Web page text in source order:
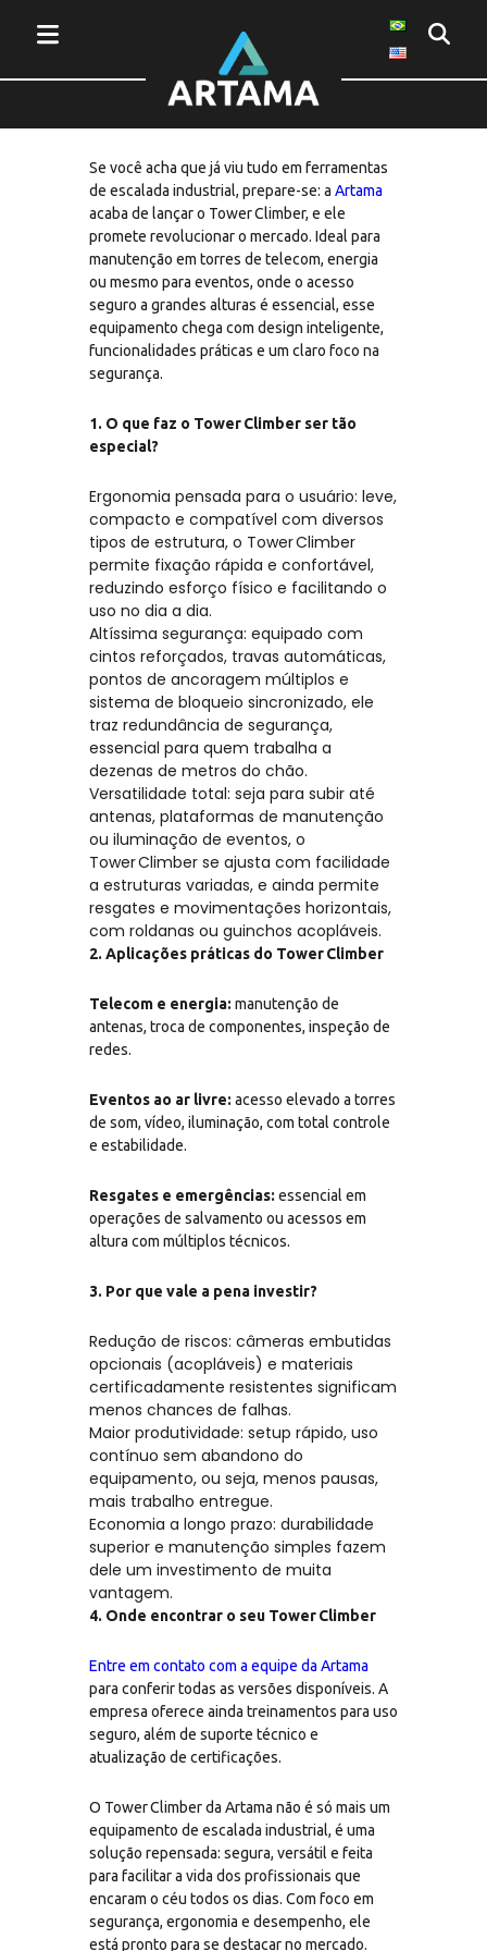
Subindo ao topo: conheça o Tower
Se você acha que já viu tudo em ferramentas
de escalada industrial, prepare-se: a Artama
acaba de lançar o Tower Climber, e ele
promete revolucionar o mercado. Ideal para
manutenção em torres de telecom, energia
ou mesmo para eventos, onde o acesso
seguro a grandes alturas é essencial, esse
equipamento chega com design inteligente,
funcionalidades práticas e um claro foco na
segurança.
1. O que faz o Tower Climber ser tão
especial?
Ergonomia pensada para o usuário: leve,
compacto e compatível com diversos
tipos de estrutura, o Tower Climber
permite fixação rápida e confortável,
reduzindo esforço físico e facilitando o
uso no dia a dia.
Altíssima segurança: equipado com
cintos reforçados, travas automáticas,
pontos de ancoragem múltiplos e
sistema de bloqueio sincronizado, ele
traz redundância de segurança,
essencial para quem trabalha a
dezenas de metros do chão.
Versatilidade total: seja para subir até
antenas, plataformas de manutenção
ou iluminação de eventos, o
Tower Climber se ajusta com facilidade
a estruturas variadas, e ainda permite
resgates e movimentações horizontais,
com roldanas ou guinchos acopláveis.
2. Aplicações práticas do Tower Climber
Telecom e energia: manutenção de
antenas, troca de componentes, inspeção de
redes.
Eventos ao ar livre: acesso elevado a torres
de som, vídeo, iluminação, com total controle
e estabilidade.
Resgates e emergências: essencial em
operações de salvamento ou acessos em
altura com múltiplos técnicos.
3. Por que vale a pena investir?
Redução de riscos: câmeras embutidas
opcionais (acopláveis) e materiais
certificadamente resistentes significam
menos chances de falhas.
Maior produtividade: setup rápido, uso
contínuo sem abandono do
equipamento, ou seja, menos pausas,
mais trabalho entregue.
Economia a longo prazo: durabilidade
superior e manutenção simples fazem
dele um investimento de muita
vantagem.
4. Onde encontrar o seu Tower Climber
Entre em contato com a equipe da Artama
para conferir todas as versões disponíveis. A
empresa oferece ainda treinamentos para uso
seguro, além de suporte técnico e
atualização de certificações.
O Tower Climber da Artama não é só mais um
equipamento de escalada industrial, é uma
solução repensada: segura, versátil e feita
para facilitar a vida dos profissionais que
encaram o céu todos os dias. Com foco em
segurança, ergonomia e desempenho, ele
está pronto para se destacar no mercado.